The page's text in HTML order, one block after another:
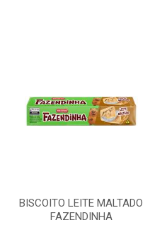
BISCOITO LEITE MALTADO
FAZENDINHA